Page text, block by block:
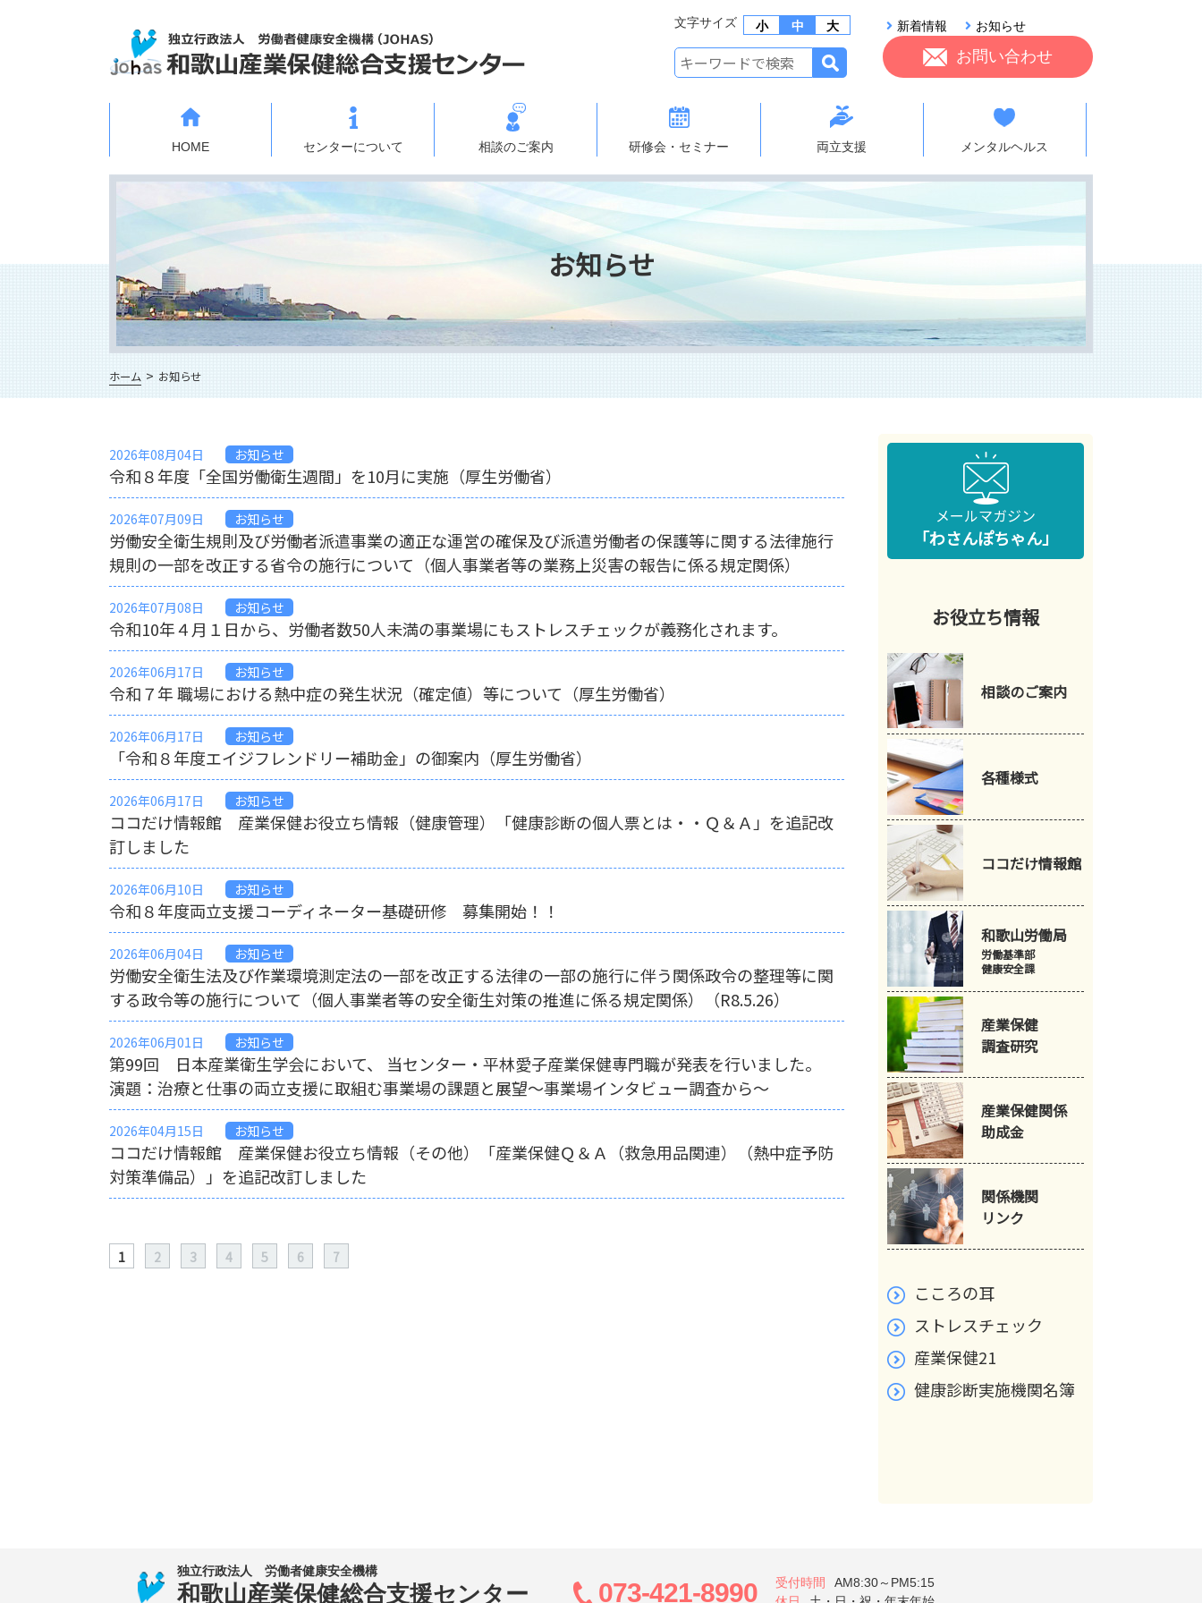
文字サイズ 小 中 大 新着情報 お知らせ
お問い合わせ
HOME センターについて 相談のご案内 研修会・セミナー 両立支援 メンタルヘルス
お知らせ
ホーム お知らせ
2026年08月04日 お知らせ
令和８年度「全国労働衛生週間」を10月に実施（厚生労働省）
2026年07月09日 お知らせ
労働安全衛生規則及び労働者派遣事業の適正な運営の確保及び派遣労働者の保護等に関する法律施行
規則の一部を改正する省令の施行について（個人事業者等の業務上災害の報告に係る規定関係）
2026年07月08日 お知らせ
令和10年４月１日から、労働者数50人未満の事業場にもストレスチェックが義務化されます。
2026年06月17日 お知らせ
令和７年 職場における熱中症の発生状況（確定値）等について（厚生労働省）
2026年06月17日 お知らせ
「令和８年度エイジフレンドリー補助金」の御案内（厚生労働省）
2026年06月17日 お知らせ
ココだけ情報館 産業保健お役立ち情報（健康管理）「健康診断の個人票とは・・Ｑ＆Ａ」を追記改
訂しました
2026年06月10日 お知らせ
令和８年度両立支援コーディネーター基礎研修 募集開始！！
2026年06月04日 お知らせ
労働安全衛生法及び作業環境測定法の一部を改正する法律の一部の施行に伴う関係政令の整理等に関
する政令等の施行について（個人事業者等の安全衛生対策の推進に係る規定関係）（R8.5.26）
2026年06月01日 お知らせ
第99回 日本産業衛生学会において、 当センター・平林愛子産業保健専門職が発表を行いました。
演題：治療と仕事の両立支援に取組む事業場の課題と展望～事業場インタビュー調査から～
2026年04月15日 お知らせ
ココだけ情報館 産業保健お役立ち情報（その他）「産業保健Ｑ＆Ａ（救急用品関連）（熱中症予防
対策準備品）」を追記改訂しました
1 2 3 4 5 6 7
メールマガジン
「わさんぽちゃん」
お役立ち情報
相談のご案内
各種様式
ココだけ情報館
和歌山労働局
労働基準部
健康安全課
産業保健
調査研究
産業保健関係
助成金
関係機関
リンク
こころの耳
ストレスチェック
産業保健21
健康診断実施機関名簿
独立行政法人 労働者健康安全機構
和歌山産業保健総合支援センター 073-421-8990 受付時間
AM8:30～PM5:15